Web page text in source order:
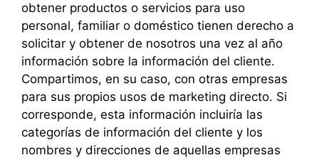
obtener productos o servicios para uso
personal, familiar o doméstico tienen derecho a
solicitar y obtener de nosotros una vez al año
información sobre la información del cliente.
Compartimos, en su caso, con otras empresas
para sus propios usos de marketing directo. Si
corresponde, esta información incluiría las
categorías de información del cliente y los
nombres y direcciones de aquellas empresas